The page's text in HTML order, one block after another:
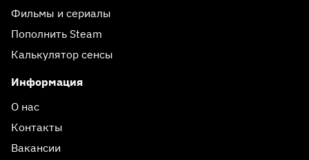
Фильмы и сериалы
Пополнить Steam
Калькулятор сенсы
Информация
О нас
Контакты
Вакансии